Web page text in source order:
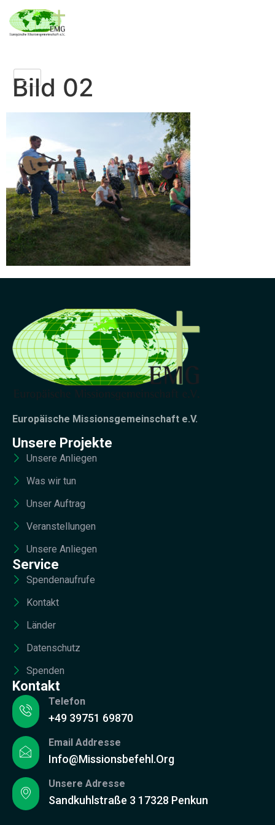
Bild 02
Europäische Missionsgemeinschaft e.V.
Unsere Projekte
Unsere Anliegen
Was wir tun
Unser Auftrag
Veranstellungen
Unsere Anliegen
Service
Spendenaufrufe
Kontakt
Länder
Datenschutz
Spenden
Kontakt
Telefon
+49 39751 69870
Email Addresse
Info@missionsbefehl.org
Unsere Adresse
Sandkuhlstraße 3 17328 Penkun